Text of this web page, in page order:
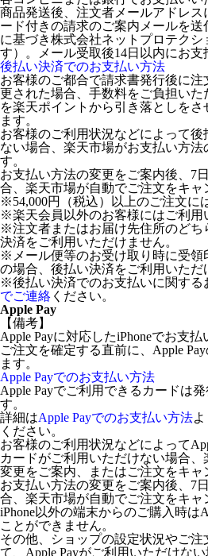
商品発送後、注文者メールアドレス
ード付きの請求のご案内メールを
に基づき株式会社ネットプロテクシ
す）。メール受取後14日以内にお支
後払い決済でのお支払い方法
お客様のご都合で請求書発行後に
更された場合、手数料をご負担い
を楽天ポイントから引き落としを
ます。
お客様のご利用状況などによって
ない場合、楽天市場がお支払い方法
す。
お支払い方法の変更をご案内後、7
合、楽天市場が自動でご注文をキャ
※54,000円（税込）以上のご注文に
※楽天会員以外のお客様にはご利用
※注文者またはお届け先住所のどち
決済をご利用いただけません。
※メール便等のお受け取り時に受領
の場合、後払い決済をご利用いただ
※後払い決済でのお支払いに関する
でご連絡 ください。
Apple Pay
【備考】
Apple Payに対応したiPhoneでお支払
ご注文を確定する直前に、Apple
ます。
Apple Payでのお支払い方法
Apple Payでご利用できるカードは
す。
詳細はApple Payでのお支払い方法
ください。
お客様のご利用状況などによって
カードがご利用いただけない場合
変更をご案内、またはご注文をキャ
お支払い方法の変更をご案内後、7
合、楽天市場が自動でご注文をキャ
iPhone以外の端末からのご購入時は
ことができません。
その他、ショップの設定状況やご
て、Apple Payがご利用いただけない